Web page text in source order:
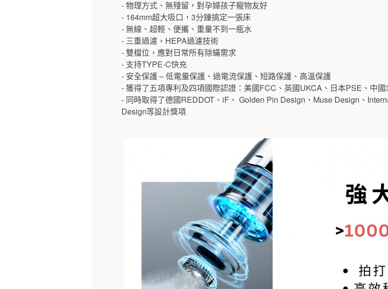
- 物理方式、無殘留，對孕婦孩子寵物友好
- 164mm超大吸口，3分鐘搞定一張床
- 無線、超輕、便攜、重量不到一瓶水
- 三重過濾，HEPA過濾技術
- 雙檔位，應對日常所有除蟎需求
- 支持TYPE-C快充
- 安全保護 – 低電量保護、過電流保護、短路保護、高溫保護
- 獲得了五項專利及四項國際認證：美國FCC、英國UKCA、日本PSE、中國
- 同時取得了德國REDDOT、iF、 Golden Pin Design、Muse Design、
Design等設計獎項